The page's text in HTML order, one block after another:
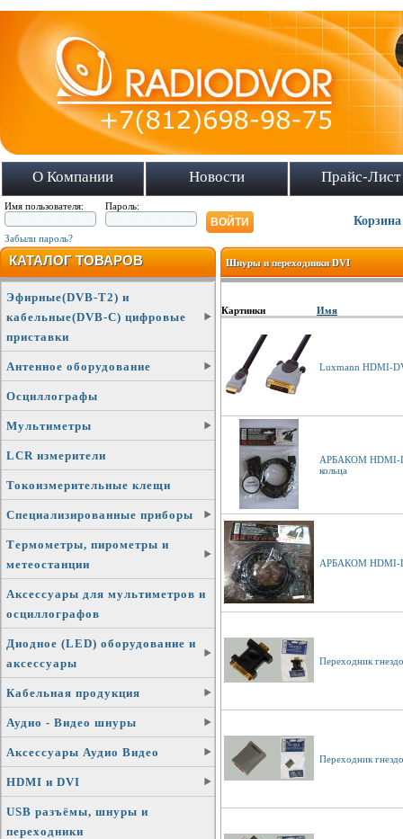
О Компании Новости Прайс-Лист
Имя пользователя: Пароль:
Забыли пароль?
Корзина
КАТАЛОГ ТОВАРОВ
Эфирные(DVB-T2) и
кабельные(DVB-C) цифровые
приставки
Антенное оборудование
Осциллографы
Мультиметры
LCR измерители
Токоизмерительные клещи
Специализированные приборы
Термометры, пирометры и
метеостанции
Аксессуары для мультиметров и
осциллографов
Диодное (LED) оборудование и
аксессуары
Кабельная продукция
Аудио - Видео шнуры
Аксессуары Аудио Видео
HDMI и DVI
USB разъёмы, шнуры и
переходники
Шнуры и переходники DVI
Картинки Имя
Luxmann HDMI-
АРБАКОМ HDMI-
кольца
АРБАКОМ HDMI-
Переходник
Переходник